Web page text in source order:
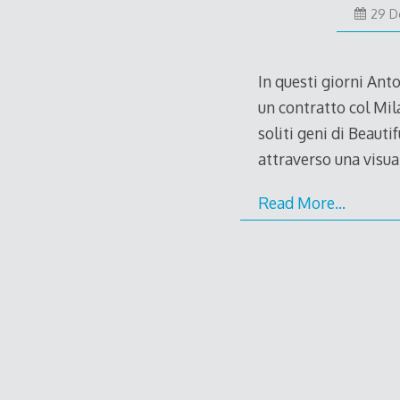
29
In questi giorni
un contratto col
soliti geni di
attraverso una
Read More…